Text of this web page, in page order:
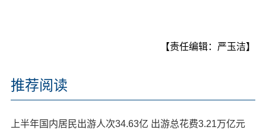
【责任编辑：严玉洁】
推荐阅读
上半年国内居民出游人次34.63亿 出游总花费3.21万亿元